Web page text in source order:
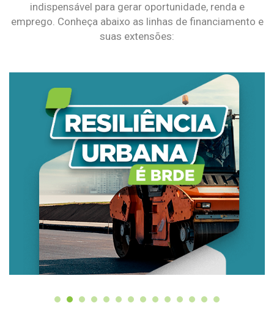
indispensável para gerar oportunidade, renda e
emprego. Conheça abaixo as linhas de financiamento e
suas extensões: